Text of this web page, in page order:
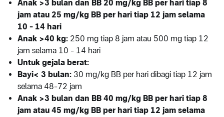
Anak >3 bulan dan BB 20 mg/kg BB per hari tiap 8
jam atau 25 mg/kg BB per hari tiap 12 jam selama
10 - 14 hari
Anak >40 kg: 250 mg tiap 8 jam atau 500 mg tiap 12
jam selama 10 - 14 hari
Untuk gejala berat:
Bayi< 3 bulan: 30 mg/kg BB per hari dibagi tiap 12 jam
selama 48-72 jam
Anak >3 bulan dan BB 40 mg/kg BB per hari tiap 8
jam atau 45 mg/kg BB per hari tiap 12 jam selama